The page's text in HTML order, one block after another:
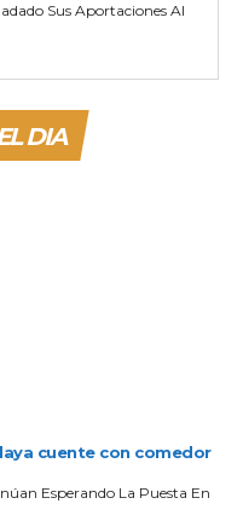
Sus Aportaciones Al
DIA
cuente con comedor
Esperando La Puesta En